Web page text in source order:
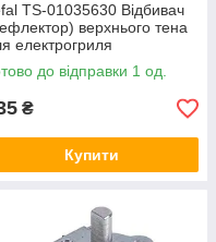
TS-01035630 Відбивач
верхнього тена
електрогриля
до відправки 1 од.
₴
Купити